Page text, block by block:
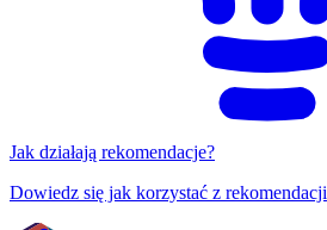
Jak działają rekomendacje?
Dowiedz się jak korzystać z rekomendacji